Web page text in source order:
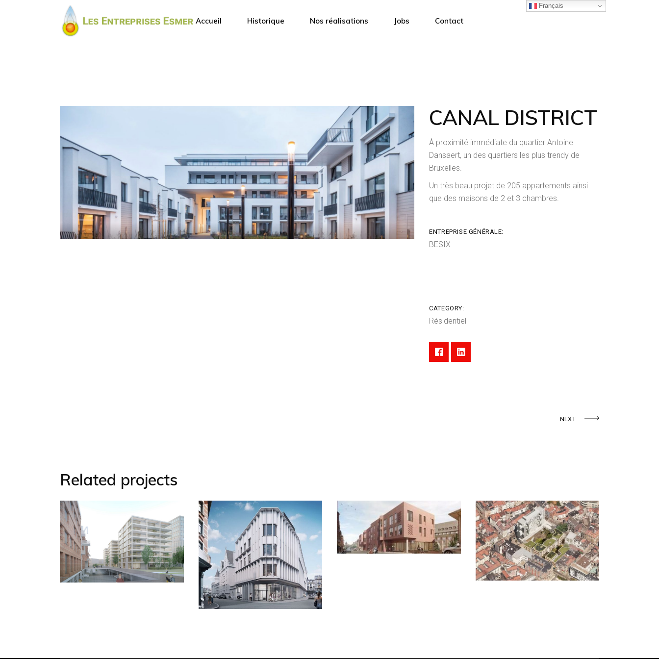
Accueil Historique Nos réalisations Jobs Contact
CANAL DISTRICT
À proximité immédiate du quartier Antoine
Dansaert, un des quartiers les plus trendy de
Bruxelles.
Un très beau projet de 205 appartements ainsi
que des maisons de 2 et 3 chambres.
ENTREPRISE GÉNÉRALE:
BESIX
CATEGORY:
Résidentiel
NEXT
Related projects
Français